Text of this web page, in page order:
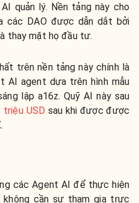
quản lý. Nền tảng này cho
các DAO được dẫn dắt bởi
thay mặt họ đầu tư.
trên nền tảng này chính là
AI agent dựa trên hình mẫu
lập a16z. Quỹ AI này sau
triệu USD sau khi được được
các Agent AI để thực hiện
cần sự tham gia trực